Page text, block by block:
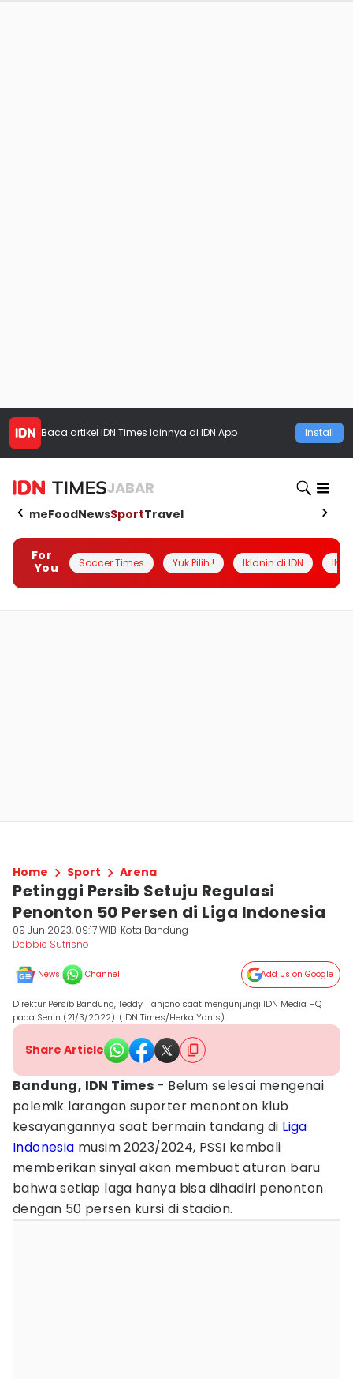
Baca artikel IDN Times lainnya di IDN App Install
JABAR
HomeFoodNewsSportTravel
For
You
Soccer Times Yuk Pilih ! Iklanin di IDN
Home Sport Arena
Petinggi Persib Setuju Regulasi
Penonton 50 Persen di Liga Indonesia
09 Jun 2023, 09:17 WIB Kota Bandung
Debbie Sutrisno
News Channel Add Us on Google
Direktur Persib Bandung, Teddy Tjahjono saat mengunjungi IDN Media HQ
pada Senin (21/3/2022). (IDN Times/Herka Yanis)
Share Article
Bandung, IDN Times - Belum selesai mengenai
polemik larangan suporter menonton klub
kesayangannya saat bermain tandang di Liga
Indonesia musim 2023/2024, PSSI kembali
memberikan sinyal akan membuat aturan baru
bahwa setiap laga hanya bisa dihadiri penonton
dengan 50 persen kursi di stadion.